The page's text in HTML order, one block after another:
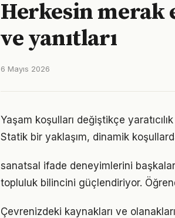
Herkesin merak
ve yanıtları
6 Mayıs 2026
Yaşam koşulları değiştikçe
Statik bir yaklaşım, dinamik
sanatsal ifade deneyimlerini
topluluk bilincini güçlendiriyor.
Çevrenizdeki kaynakları ve